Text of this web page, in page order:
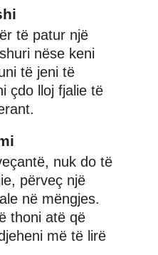
të patur një
nëse keni
të jeni të
çdo lloj fjalie të
nuk do të
përveç një
në mëngjes.
thoni atë që
më të lirë